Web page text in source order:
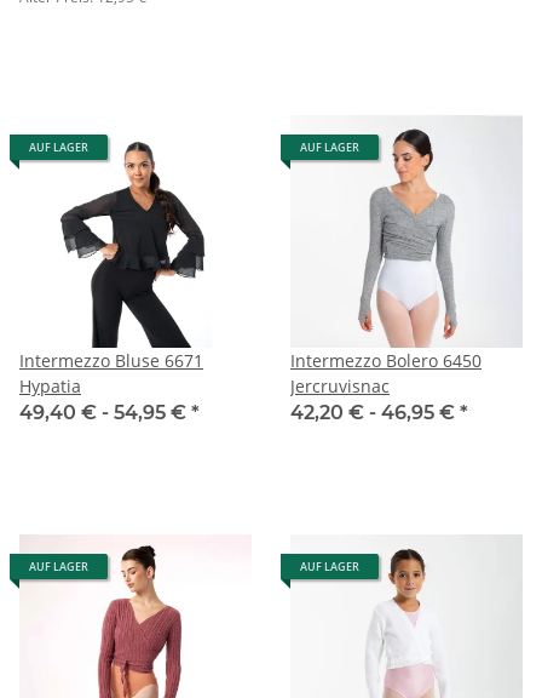
AUF LAGER
Intermezzo Bluse 6671
Hypatia
49,40 € - 54,95 € *
AUF LAGER
Intermezzo Bolero 6450
Jercruvisnac
42,20 € - 46,95 € *
AUF LAGER AUF LAGER